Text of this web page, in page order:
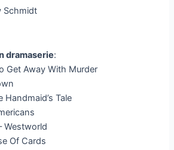
Schmidt
dramaserie:
Get Away With Murder
Tale
Westworld
Of Cards